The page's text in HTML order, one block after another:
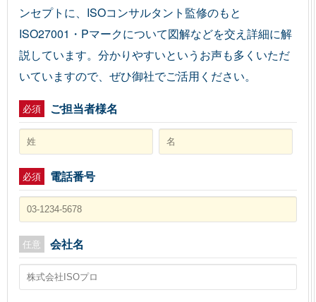
ンセプトに、ISOコンサルタント監修のもと
ISO27001・Pマークについて図解などを交え詳細に解
説しています。分かりやすいというお声も多くいただ
いていますので、ぜひ御社でご活用ください。
必須 ご担当者様名
必須 電話番号
任意 会社名